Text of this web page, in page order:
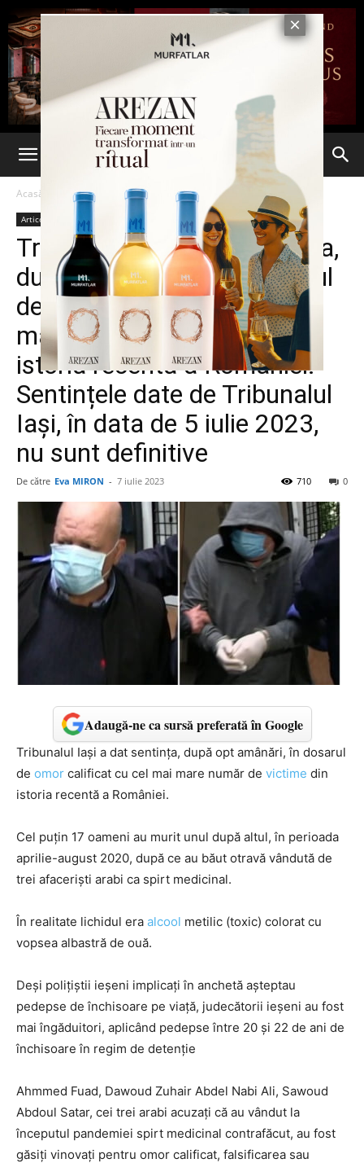
Acasă Articole
Articole Deschidere Justiție Stiri din Iasi
Tribunalul Iași a dat sentința,
după opt amânări, în dosarul
de omor calificat cu cel mai
mare număr de victime din
istoria recentă a României.
Sentințele date de Tribunalul
Iași, în data de 5 iulie 2023,
nu sunt definitive
De către Eva MIRON - 7 iulie 2023 0
710
Adaugă-ne ca sursă preferată în Google
Tribunalul Iași a dat sentința, după opt amânări, în dosarul
de omor calificat cu cel mai mare număr de victime din
istoria recentă a României.
Cel puțin 17 oameni au murit unul după altul, în perioada
aprilie-august 2020, după ce au băut otravă vândută de
trei afaceriști arabi ca spirt medicinal.
În realitate lichidul era alcool metilic (toxic) colorat cu
vopsea albastră de ouă.
Deși polițiștii ieșeni implicați în anchetă așteptau
pedepse de închisoare pe viață, judecătorii ieșeni au fost
mai îngăduitori, aplicând pedepse între 20 și 22 de ani de
închisoare în regim de detenție
Ahmmed Fuad, Dawoud Zuhair Abdel Nabi Ali, Sawoud
Abdoul Satar, cei trei arabi acuzați că au vândut la
începutul pandemiei spirt medicinal contrafăcut, au fost
găsiți vinovați pentru omor calificat, falsificarea sau